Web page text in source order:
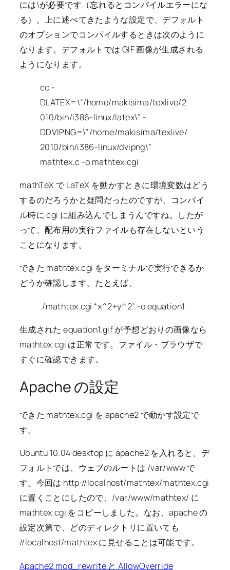
には\が必要です（忘れるとコンパイルエラーにな
る）。上に述べてきたような設定で、デフォルト
のオプションでコンパイルするときは次のように
なります。デフォルトでは GIF 画像が生成される
ようになります。
cc -
DLATEX=\”/home/makisima/texlive/2
010/bin/i386-linux/latex\” -
DDVIPNG=\”/home/makisima/texlive/
2010/bin/i386-linux/dvipng\”
mathtex.c -o mathtex.cgi
mathTeX で LaTeX を動かすときに環境変数はどう
するのだろうかと疑問だったのですが、コンパイ
ル時に cgi に組み込んでしまうんですね。したが
って、配布用の実行ファイルも存在しないという
ことになります。
できた mathtex.cgi をターミナルで実行できるか
どうか確認します。たとえば、
./mathtex.cgi “x^2+y^2” -o equation1
生成された equation1.gif が予想どおりの画像なら
mathtex.cgi は正常です。ファイル・ブラウザで
すぐに確認できます。
Apache の設定
できた mathtex.cgi を apache2 で動かす設定で
す。
Ubuntu 10.04 desktop に apache2 を入れると、デ
フォルトでは、ウェブのルートは /var/www で
す。今回は http://localhost/mathtex/mathtex.cgi
に置くことにしたので、/var/www/mathtex/ に
mathtex.cgi をコピーしました。なお、apache の
設定次第で、どのディレクトリに置いても
//localhost/mathtex に見せることは可能です。
Apache2 mod_rewrite と AllowOverride